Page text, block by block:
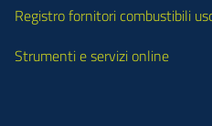
Registro fornitori combustibili
Strumenti e servizi online